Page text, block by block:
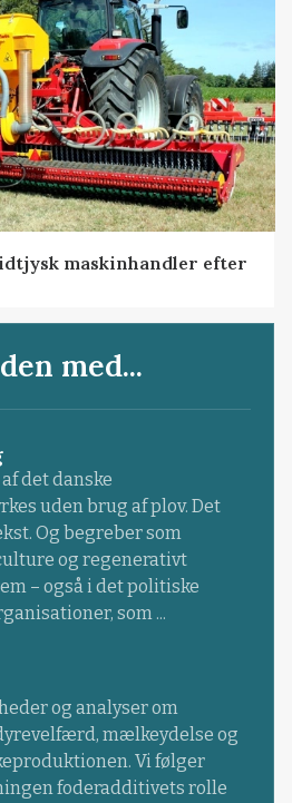
maskinhandler efter
med...
det danske
uden brug af plov. Det
Og begreber som
og regenerativt
– også i det politiske
som ...
og analyser om
mælkeydelse og
Vi følger
foderadditivets rolle